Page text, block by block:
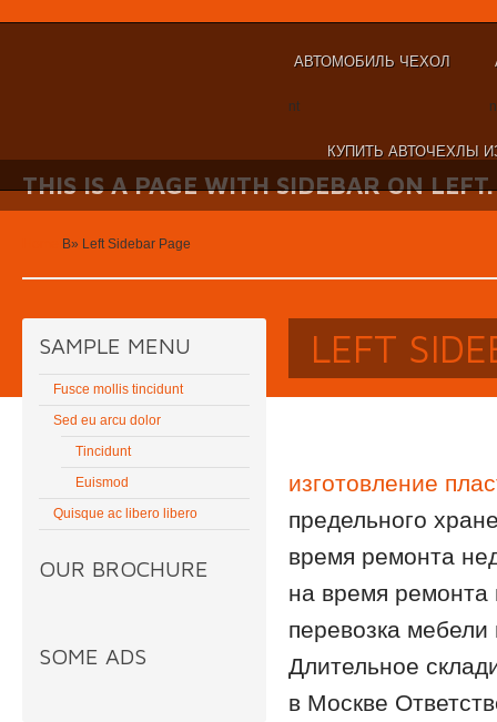
АВТОМОБИЛЬ ЧЕХОЛ
nt
КУПИТЬ АВТОЧЕХЛЫ
THIS IS A PAGE WITH SIDEBAR ON LEFT.
В» Left Sidebar Page
SAMPLE MENU
Fusce mollis tincidunt
Sed eu arcu dolor
Tincidunt
Euismod
Quisque ac libero libero
OUR BROCHURE
SOME ADS
LEFT
изготовление
предельного
время ремонта
на время ремонта
перевозка
Длительное
в Москве